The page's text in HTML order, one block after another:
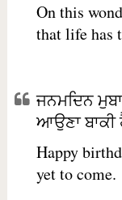
On this
that life has
ਜਨਮਦਿਨ
ਆਉਣਾ ਬਾਕੀ
Happy
yet to come.